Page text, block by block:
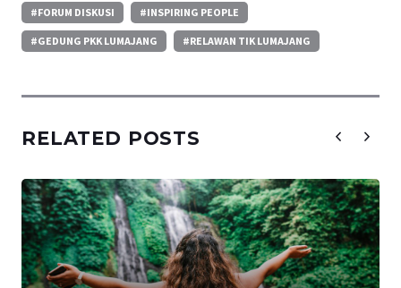
#FORUM DISKUSI #INSPIRING PEOPLE
#GEDUNG PKK LUMAJANG #RELAWAN TIK LUMAJANG
RELATED POSTS